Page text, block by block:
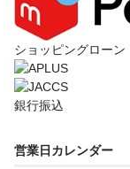
ショッピングローン
銀行振込
営業日カレンダー